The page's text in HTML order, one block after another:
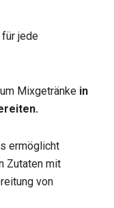
jede
Mixgetränke in
ermöglicht
Zutaten mit
von